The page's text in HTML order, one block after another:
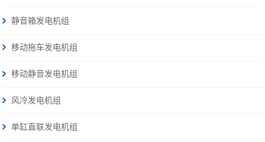
静音箱发电机组
移动拖车发电机组
移动静音发电机组
风冷发电机组
单缸直联发电机组